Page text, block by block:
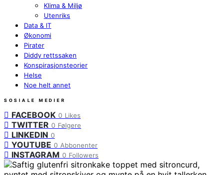
Klima & Miljø
Utenriks
Data & IT
Økonomi
Pirater
Diddy rettssaken
Konspirasjonsteorier
Helse
Noe helt annet
SOSIALE MEDIER
FACEBOOK 0 Likes
TWITTER 0 Følgere
LINKEDIN 0
YOUTUBE 0 Abbonenter
INSTAGRAM 0 Followers